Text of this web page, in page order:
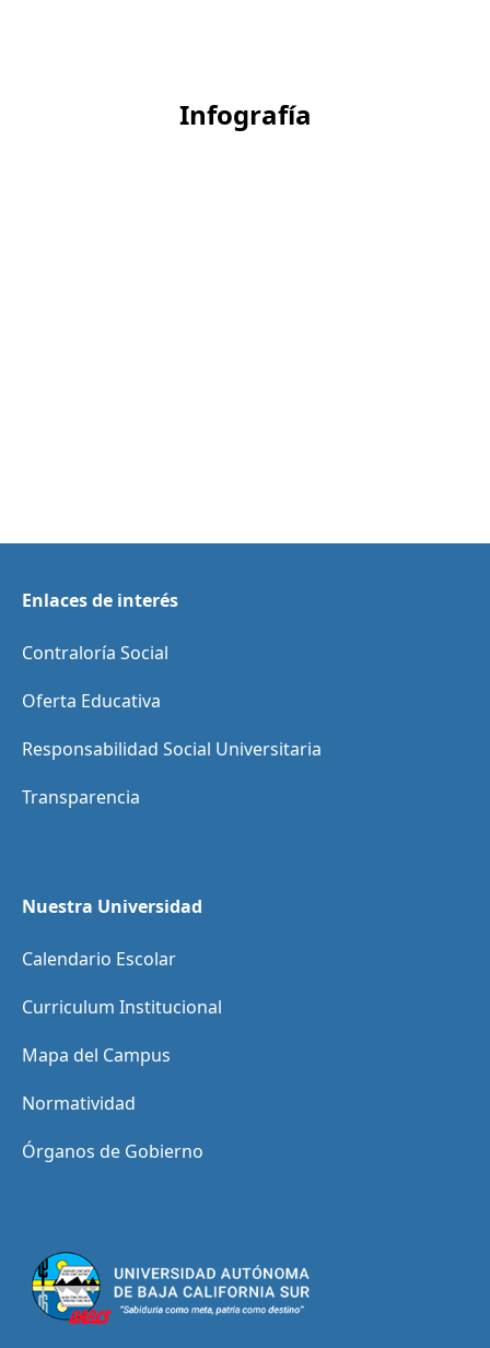
Infografía
Enlaces de interés
Contraloría Social
Oferta Educativa
Responsabilidad Social Universitaria
Transparencia
Nuestra Universidad
Calendario Escolar
Curriculum Institucional
Mapa del Campus
Normatividad
Órganos de Gobierno